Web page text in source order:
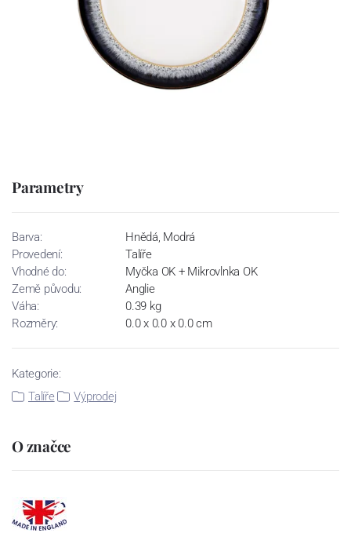
Parametry
Barva:
Hnědá, Modrá
Provedení:
Talíře
Vhodné do:
Myčka OK + Mikrovlnka OK
Země původu:
Anglie
Váha:
0.39 kg
Rozměry:
0.0 x 0.0 x 0.0 cm
Kategorie:
Talíře
Výprodej
O značce